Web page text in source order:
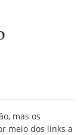
mas os
meio dos links a